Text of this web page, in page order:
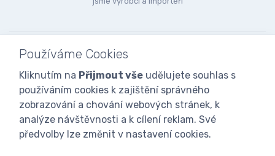
Používáme Cookies
Kliknutím na Přijmout vše udělujete souhlas s
používáním cookies k zajištění správného
zobrazování a chování webových stránek, k
analýze návštěvnosti a k cílení reklam. Své
předvolby lze změnit v nastavení cookies.